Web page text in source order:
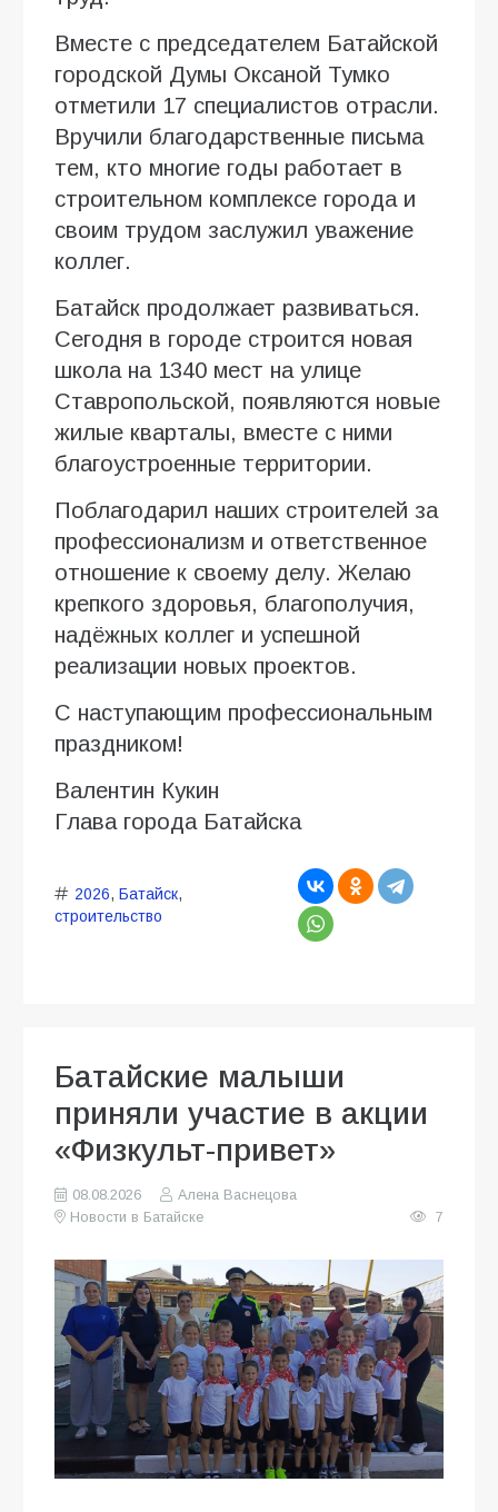
Вместе с председателем Батайской
городской Думы Оксаной Тумко
отметили 17 специалистов отрасли.
Вручили благодарственные письма
тем, кто многие годы работает в
строительном комплексе города и
своим трудом заслужил уважение
коллег.
Батайск продолжает развиваться.
Сегодня в городе строится новая
школа на 1340 мест на улице
Ставропольской, появляются новые
жилые кварталы, вместе с ними
благоустроенные территории.
Поблагодарил наших строителей за
профессионализм и ответственное
отношение к своему делу. Желаю
крепкого здоровья, благополучия,
надёжных коллег и успешной
реализации новых проектов.
С наступающим профессиональным
праздником!
Валентин Кукин
Глава города Батайска
2026, Батайск,
строительство
Батайские малыши
приняли участие в акции
«Физкульт-привет»
08.08.2026
Алена Васнецова
Новости в Батайске
7